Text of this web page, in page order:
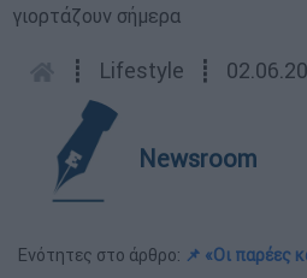
γιορτάζουν σήμερα
┋ Lifestyle ┋
Newsroom
Ενότητες στο άρθρο: 📌 «Οι παρέες